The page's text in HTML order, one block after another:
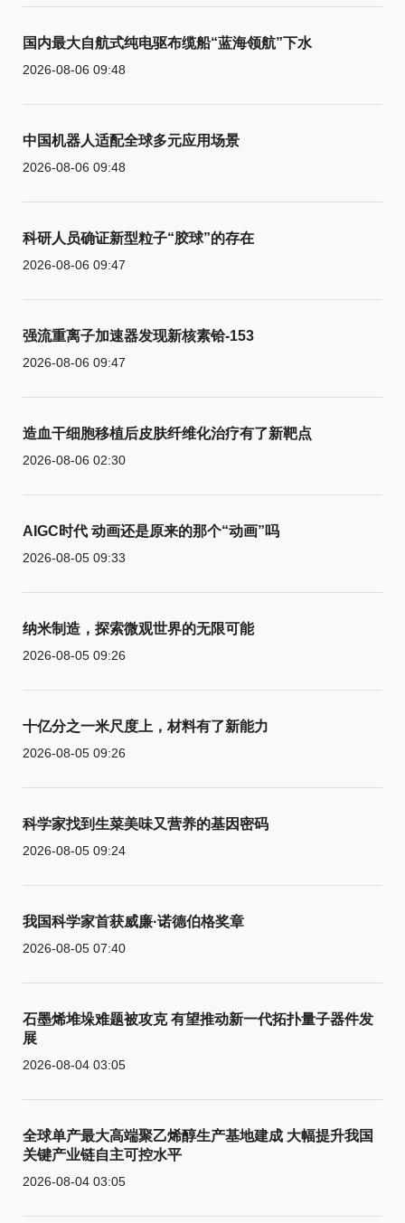
国内最大自航式纯电驱布缆船“蓝海领航”下水
2026-08-06 09:48
中国机器人适配全球多元应用场景
2026-08-06 09:48
科研人员确证新型粒子“胶球”的存在
2026-08-06 09:47
强流重离子加速器发现新核素铪-153
2026-08-06 09:47
造血干细胞移植后皮肤纤维化治疗有了新靶点
2026-08-06 02:30
AIGC时代 动画还是原来的那个“动画”吗
2026-08-05 09:33
纳米制造，探索微观世界的无限可能
2026-08-05 09:26
十亿分之一米尺度上，材料有了新能力
2026-08-05 09:26
科学家找到生菜美味又营养的基因密码
2026-08-05 09:24
我国科学家首获威廉·诺德伯格奖章
2026-08-05 07:40
石墨烯堆垛难题被攻克 有望推动新一代拓扑量子器件发
展
2026-08-04 03:05
全球单产最大高端聚乙烯醇生产基地建成 大幅提升我国
关键产业链自主可控水平
2026-08-04 03:05